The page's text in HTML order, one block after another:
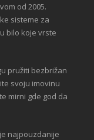
od 2005.
sisteme za
bilo koje vrste
pružiti bezbrižan
svoju imovinu
mirni gde god da
najpouzdanije